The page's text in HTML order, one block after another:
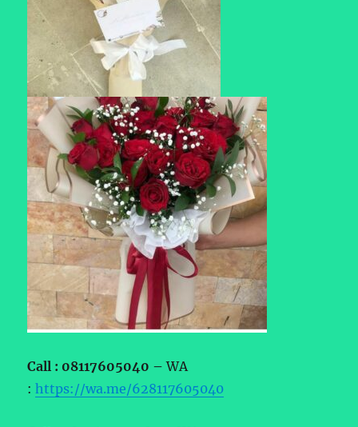
Call : 08117605040 –WA
:https://wa.me/628117605040